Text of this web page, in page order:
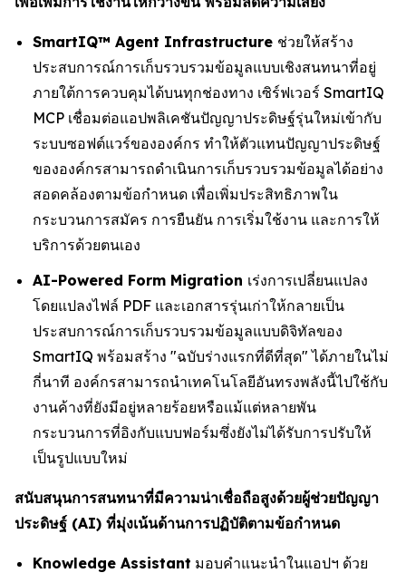
SmartIQ™ Agent Infrastructure ช่วยให้สร้าง
ประสบการณ์การเก็บรวบรวมข้อมูลแบบเชิงสนทนาที่อยู่
ภายใต้การควบคุมได้บนทุกช่องทาง เซิร์ฟเวอร์ SmartIQ
MCP เชื่อมต่อแอปพลิเคชันปัญญาประดิษฐ์รุ่นใหม่เข้ากับ
ระบบซอฟต์แวร์ขององค์กร ทำให้ตัวแทนปัญญาประดิษฐ์
ขององค์กรสามารถดำเนินการเก็บรวบรวมข้อมูลได้อย่าง
สอดคล้องตามข้อกำหนด เพื่อเพิ่มประสิทธิภาพใน
กระบวนการสมัคร การยืนยัน การเริ่มใช้งาน และการให้
บริการด้วยตนเอง
AI-Powered Form Migration เร่งการเปลี่ยนแปลง
โดยแปลงไฟล์ PDF และเอกสารรุ่นเก่าให้กลายเป็น
ประสบการณ์การเก็บรวบรวมข้อมูลแบบดิจิทัลของ
SmartIQ พร้อมสร้าง "ฉบับร่างแรกที่ดีที่สุด" ได้ภายในไม่
กี่นาที องค์กรสามารถนำเทคโนโลยีอันทรงพลังนี้ไปใช้กับ
งานค้างที่ยังมีอยู่หลายร้อยหรือแม้แต่หลายพัน
กระบวนการที่อิงกับแบบฟอร์มซึ่งยังไม่ได้รับการปรับให้
เป็นรูปแบบใหม่
สนับสนุนการสนทนาที่มีความน่าเชื่อถือสูงด้วยผู้ช่วยปัญญา
ประดิษฐ์ (AI) ที่มุ่งเน้นด้านการปฏิบัติตามข้อกำหนด
Knowledge Assistant มอบคำแนะนำในแอปฯ ด้วย